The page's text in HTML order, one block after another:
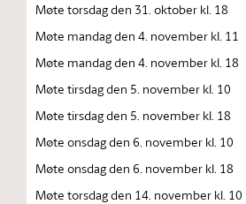
Møte torsdag den 31. oktober kl. 18
Møte mandag den 4. november kl. 11
Møte mandag den 4. november kl. 18
Møte tirsdag den 5. november kl. 10
Møte tirsdag den 5. november kl. 18
Møte onsdag den 6. november kl. 10
Møte onsdag den 6. november kl. 18
Møte torsdag den 14. november kl. 10